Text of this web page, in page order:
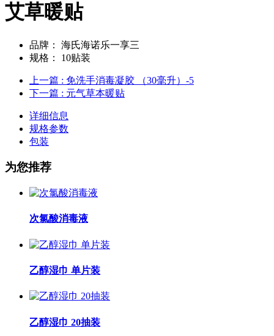
艾草暖贴
品牌：
海氏海诺乐一享三
规格：
10贴装
上一篇 : 免洗手消毒凝胶 （30毫升）-5
下一篇 : 元气草本暖贴
详细信息
规格参数
包装
为您推荐
次氯酸消毒液
乙醇湿巾 单片装
乙醇湿巾 20抽装